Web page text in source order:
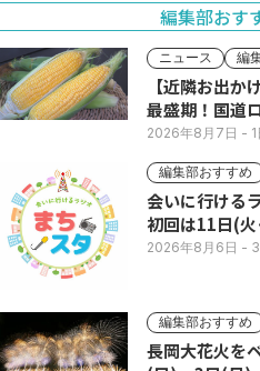
編集部おす
ニュース 編
【近隣お出
最盛期！国道
い列
2026年8月7日 - 1
編集部おすすめ
会いに行ける
初回は11日(
2026年8月6日 -
編集部おすすめ
長岡大花火を